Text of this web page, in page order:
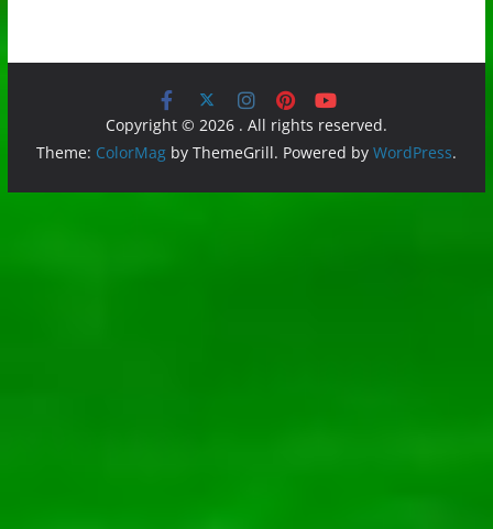
Copyright © 2026 . All rights reserved.
Theme: ColorMagby ThemeGrill. Powered by WordPress.